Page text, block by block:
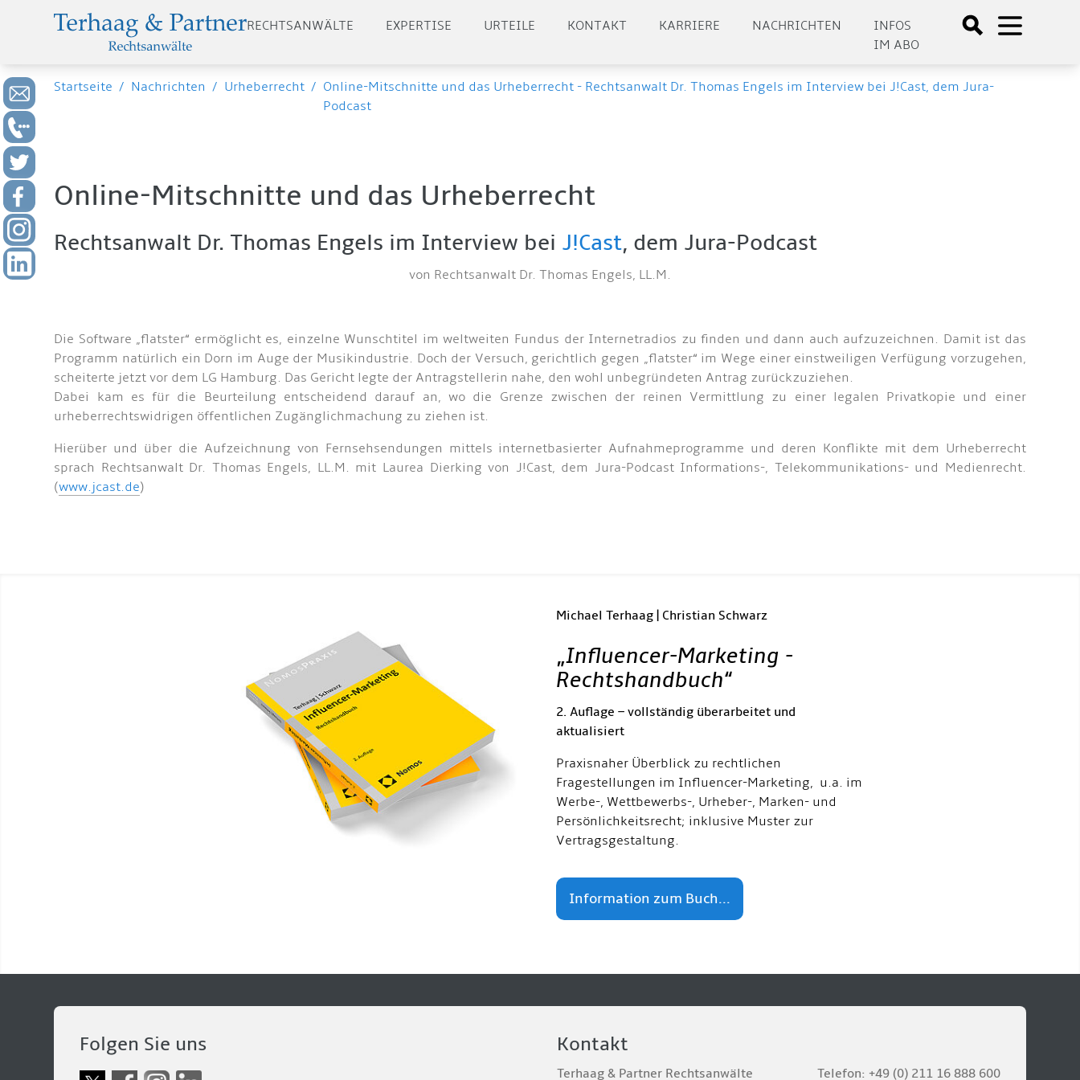
RECHTSANWÄLTE EXPERTISE URTEILE KONTAKT KARRIERE NACHRICHTEN
INFOS
IM ABO
Startseite / Nachrichten / Urheberrecht / Online-Mitschnitte und das Urheberrecht - Rechtsanwalt Dr. Thomas Engels im Interview bei J!Cast, dem Jura-
Podcast
Online-Mitschnitte und das Urheberrecht
Rechtsanwalt Dr. Thomas Engels im Interview bei J!Cast, dem Jura-Podcast
von Rechtsanwalt Dr. Thomas Engels, LL.M.
Die Software „flatster“ ermöglicht es, einzelne Wunschtitel im weltweiten Fundus der Internetradios zu finden und dann auch aufzuzeichnen. Damit ist das
Programm natürlich ein Dorn im Auge der Musikindustrie. Doch der Versuch, gerichtlich gegen „flatster“ im Wege einer einstweiligen Verfügung vorzugehen,
scheiterte jetzt vor dem LG Hamburg. Das Gericht legte der Antragstellerin nahe, den wohl unbegründeten Antrag zurückzuziehen.
Dabei kam es für die Beurteilung entscheidend darauf an, wo die Grenze zwischen der reinen Vermittlung zu einer legalen Privatkopie und einer
urheberrechtswidrigen öffentlichen Zugänglichmachung zu ziehen ist.
Hierüber und über die Aufzeichnung von Fernsehsendungen mittels internetbasierter Aufnahmeprogramme und deren Konflikte mit dem Urheberrecht
sprach Rechtsanwalt Dr. Thomas Engels, LL.M. mit Laurea Dierking von J!Cast, dem Jura-Podcast Informations-, Telekommunikations- und Medienrecht.
(www.jcast.de)
Michael Terhaag | Christian Schwarz
„Influencer-Marketing -
Rechtshandbuch“
2. Auflage – vollständig überarbeitet und
aktualisiert
Praxisnaher Überblick zu rechtlichen
Fragestellungen im Influencer-Marketing, u.a. im
Werbe-, Wettbewerbs-, Urheber-, Marken- und
Persönlichkeitsrecht; inklusive Muster zur
Vertragsgestaltung.
Information zum Buch...
Folgen Sie uns Kontakt
Terhaag & Partner Rechtsanwälte Telefon: +49 (0) 211 16 888 600